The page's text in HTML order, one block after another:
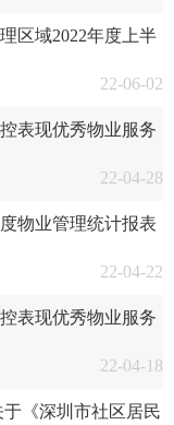
区域2022年度上半
22-06-02
表现优秀物业服务
22-04-28
物业管理统计报表
22-04-22
表现优秀物业服务
22-04-18
《深圳市社区居民